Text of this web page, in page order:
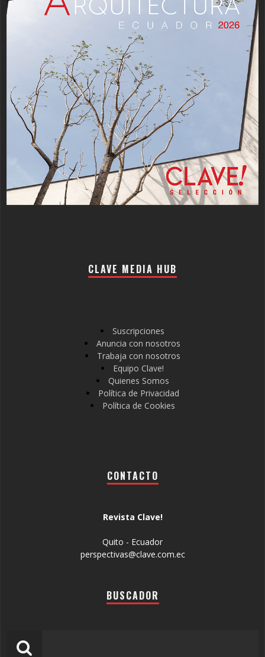
CLAVE MEDIA HUB
Suscripciones
Anuncia con nosotros
Trabaja con nosotros
Equipo Clave!
Quienes Somos
Política de Privacidad
Política de Cookies
CONTACTO
Revista Clave!
Quito - Ecuador
perspectivas@clave.com.ec
BUSCADOR